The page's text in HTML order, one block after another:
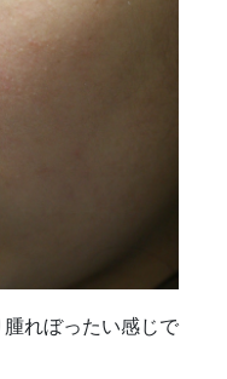
れぼったい感じで